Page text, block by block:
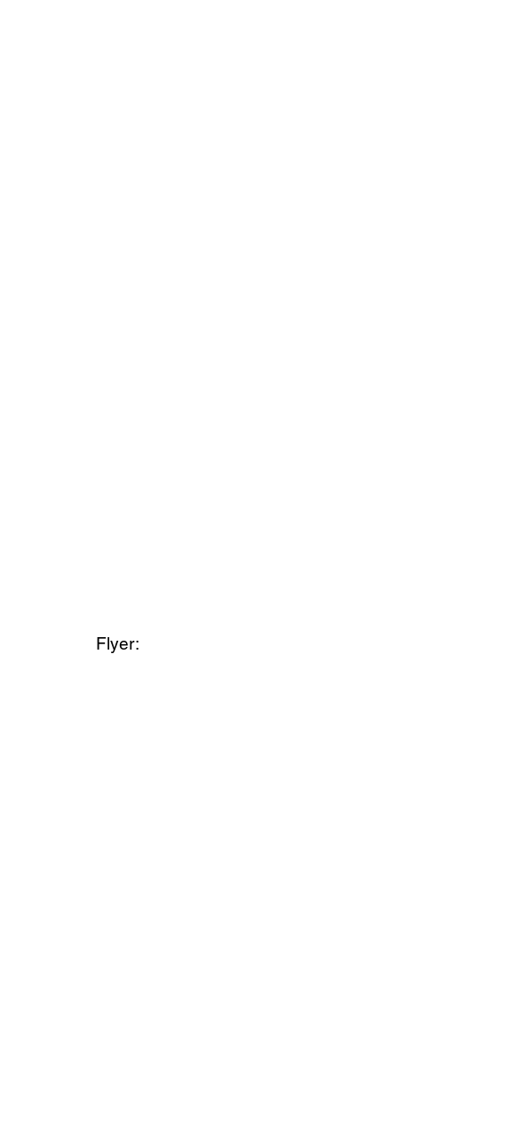
Flyer: